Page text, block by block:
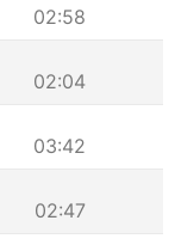
02:58
02:04
03:42
02:47